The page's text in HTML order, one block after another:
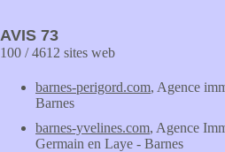
AVIS 73
100 / 4612 sites web
barnes-perigord.com, Agence
Barnes
barnes-yvelines.com, Agence
Germain en Laye - Barnes